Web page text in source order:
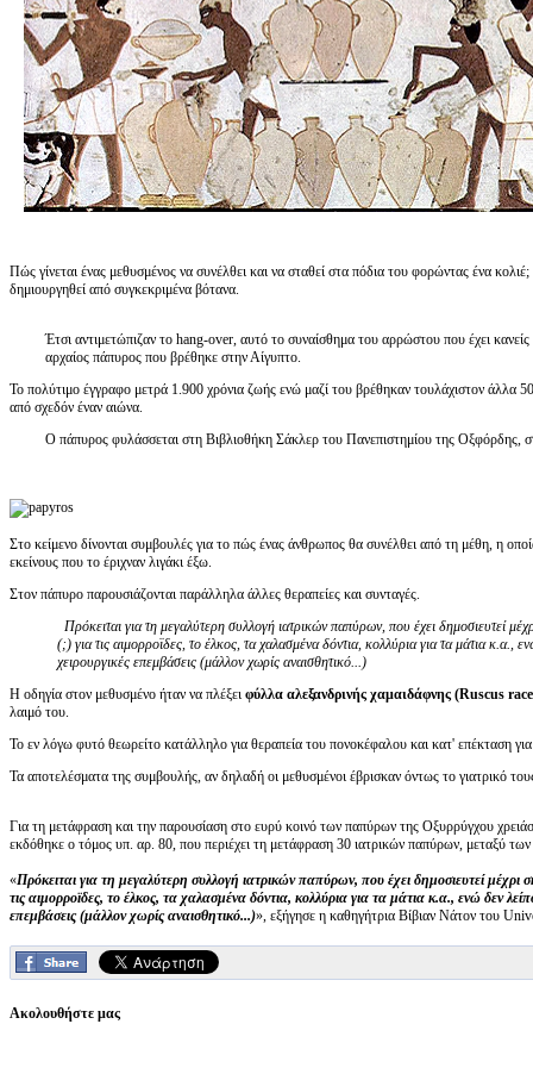
Πώς γίνεται ένας μεθυσμένος να συνέλθει και να σταθεί στα πόδια του φορώντας ένα
δημιουργηθεί από συγκεκριμένα βότανα.
Έτσι αντιμετώπιζαν το hang-over, αυτό το συναίσθημα του αρρώστου που έχει
αρχαίος πάπυρος που βρέθηκε στην Αίγυπτο.
Το πολύτιμο έγγραφο μετρά 1.900 χρόνια ζωής ενώ μαζί του βρέθηκαν τουλάχιστον άλλα
από σχεδόν έναν αιώνα.
Ο πάπυρος φυλάσσεται στη Βιβλιοθήκη Σάκλερ του Πανεπιστημίου της Οξφόρδης,
Στο κείμενο δίνονται συμβουλές για το πώς ένας άνθρωπος θα συνέλθει από τη μέθη, η
εκείνους που το έριχναν λιγάκι έξω.
Στον πάπυρο παρουσιάζονται παράλληλα άλλες θεραπείες και συνταγές.
Πρόκειται για τη μεγαλύτερη συλλογή ιατρικών παπύρων, που έχει δημοσιευτεί
(;) για τις αιμορροϊδες, το έλκος, τα χαλασμένα δόντια, κολλύρια για τα μάτια κ.α.,
χειρουργικές επεμβάσεις (μάλλον χωρίς αναισθητικό...)
Η οδηγία στον μεθυσμένο ήταν να πλέξει φύλλα αλεξανδρινής χαμαιδάφνης (Ruscus
λαιμό του.
Το εν λόγω φυτό θεωρείτο κατάλληλο για θεραπεία του πονοκέφαλου και κατ' επέκταση για
Τα αποτελέσματα της συμβουλής, αν δηλαδή οι μεθυσμένοι έβρισκαν όντως το γιατρικό
Για τη μετάφραση και την παρουσίαση στο ευρύ κοινό των παπύρων της Οξυρρύγχου
εκδόθηκε ο τόμος υπ. αρ. 80, που περιέχει τη μετάφραση 30 ιατρικών παπύρων, μεταξύ των
«Πρόκειται για τη μεγαλύτερη συλλογή ιατρικών παπύρων, που έχει δημοσιευτεί
τις αιμορροϊδες, το έλκος, τα χαλασμένα δόντια, κολλύρια για τα μάτια κ.α., ενώ δεν
επεμβάσεις (μάλλον χωρίς αναισθητικό...)», εξήγησε η καθηγήτρια Βίβιαν Νάτον του
Ακολουθήστε μας